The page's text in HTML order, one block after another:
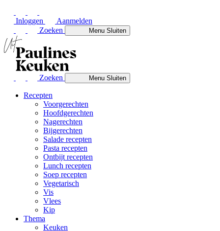
Inloggen
Aanmelden
Zoeken
MenuSluiten
Zoeken MenuSluiten
Recepten
Voorgerechten
Hoofdgerechten
Nagerechten
Bijgerechten
Salade recepten
Pasta recepten
Ontbijt recepten
Lunch recepten
Soep recepten
Vegetarisch
Vis
Vlees
Kip
Thema
Keuken